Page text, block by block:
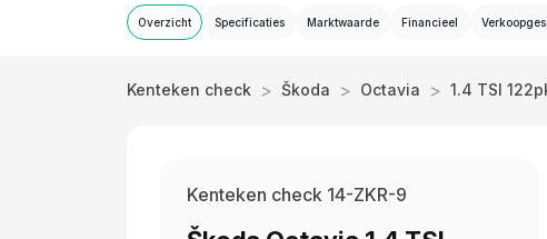
Overzicht Specificaties Marktwaarde Financieel
Kenteken check > Škoda > Octavia > 1.4 TSI
Kenteken check 14-ZKR-9